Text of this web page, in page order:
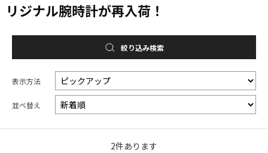
リジナル腕時計が再入荷！
絞り込み検索
表示方法
並べ替え
2件あります